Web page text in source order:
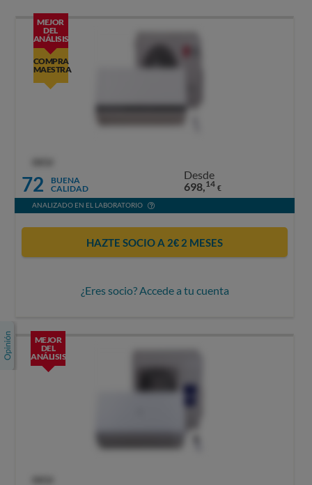
MEJOR
DEL
ANÁLISIS
COMPRA
MAESTRA
72
BUENA
CALIDAD
Desde
698,14 €
ANALIZADO EN EL LABORATORIO
HAZTE SOCIO A 2€ 2 MESES
¿Eres socio? Accede a tu cuenta
MEJOR
DEL
ANÁLISIS